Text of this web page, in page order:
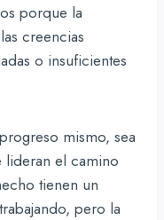
porque la
creencias
o insuficientes
mismo, sea
lideran el camino
tienen un
pero la